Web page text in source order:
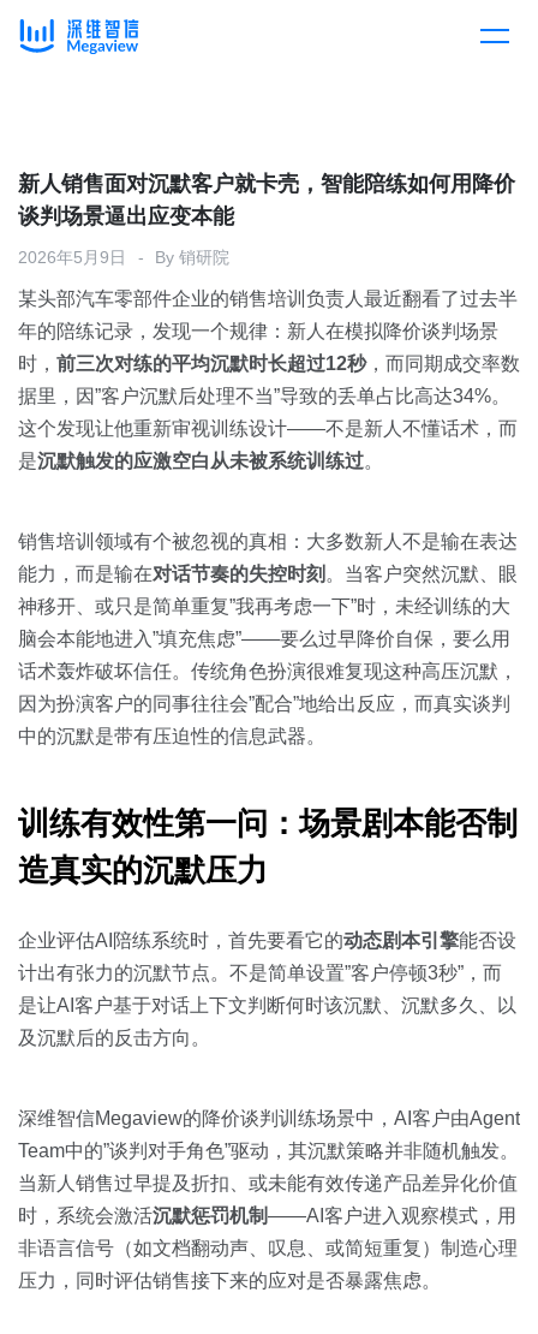
产品总览
产品集成
下载客户端
解决方案
按行业
消费医疗
教育
房地产
金融
按角色
销售人员
销售管理
按业务场景
交易跟进
培训辅导
客户案例
开放平台
定价
资源中心
资源中心
全部
白皮书
销售会话智能
关于我们
预约演示
新人销售面对沉默客户就卡壳，智能陪练如何用降价
谈判场景逼出应变本能
2026年5月9日 By 销研院
某头部汽车零部件企业的销售培训负责人最近翻看了过去半
年的陪练记录，发现一个规律：新人在模拟降价谈判场景
时， 前三次对练的平均沉默时长超过12秒，而同期成交率数
据里，因”客户沉默后处理不当”导致的丢单占比高达34%。
这个发现让他重新审视训练设计——不是新人不懂话术，而
是沉默触发的应激空白从未被系统训练过。
销售培训领域有个被忽视的真相：大多数新人不是输在表达
能力，而是输在对话节奏的失控时刻 。当客户突然沉默、眼
神移开、或只是简单重复”我再考虑一下”时，未经训练的大
脑会本能地进入”填充焦虑”——要么过早降价自保，要么用
话术轰炸破坏信任。传统角色扮演很难复现这种高压沉默，
因为扮演客户的同事往往会”配合”地给出反应，而真实谈判
中的沉默是带有压迫性的信息武器。
训练有效性第一问：场景剧本能否制
造真实的沉默压力
企业评估AI陪练系统时，首先要看它的动态剧本引擎能否设
计出有张力的沉默节点。不是简单设置”客户停顿3秒”，而
是让AI客户基于对话上下文判断何时该沉默、沉默多久、以
及沉默后的反击方向。
深维智信Megaview的降价谈判训练场景中，AI客户由Agent
Team中的”谈判对手角色”驱动，其沉默策略并非随机触发。
当新人销售过早提及折扣、或未能有效传递产品差异化价值
时，系统会激活沉默惩罚机制——AI客户进入观察模式，用
非语言信号（如文档翻动声、叹息、或简短重复）制造心理
压力，同时评估销售接下来的应对是否暴露焦虑。